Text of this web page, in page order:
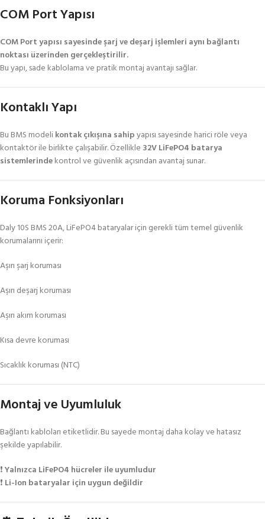
COM Port Yapısı
COM Port yapısı sayesinde şarj ve deşarj işlemleri aynı bağlantı
noktası üzerinden gerçekleştirilir.
Bu yapı, sade kablolama ve pratik montaj avantajı sağlar.
Kontaklı Yapı
Bu BMS modelikontak çıkışına sahipyapısı sayesinde harici röle veya
kontaktör ile birlikte çalışabilir. Özellikle 32V LiFePO4 batarya
sistemlerindekontrol ve güvenlik açısından avantaj sunar.
Koruma Fonksiyonları
Daly 10S BMS 20A, LiFePO4 bataryalar için gerekli tüm temel güvenlik
korumalarını içerir:
Aşırı şarj koruması
Aşırı deşarj koruması
Aşırı akım koruması
Kısa devre koruması
Sıcaklık koruması (NTC)
Montaj ve Uyumluluk
Bağlantı kabloları etiketlidir. Bu sayede montaj daha kolay ve hatasız
şekilde yapılabilir.
❗Yalnızca LiFePO4 hücreler ile uyumludur
❗ Li-Ion bataryalar için uygun değildir